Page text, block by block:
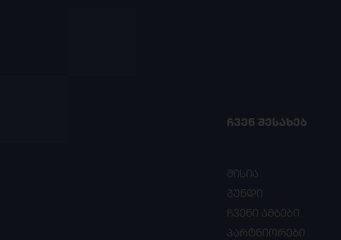
ᲩᲕᲔᲜ ᲨᲔᲡᲐᲮᲔᲑ
მისია
გუნდი
ჩვენი ამბები
პარტნიორები